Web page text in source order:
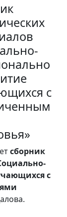
с
сборник
с